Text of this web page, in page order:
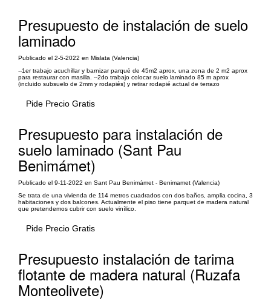
Presupuesto de instalación de suelo
laminado
Publicado el 2-5-2022 en Mislata (Valencia)
--1er trabajo acuchillar y barnizar parqué de 45m2 aprox, una zona de 2 m2 aprox
para restaurar con masilla. --2do trabajo colocar suelo laminado 85 m aprox
(incluido subsuelo de 2mm y rodapiés) y retirar rodapié actual de terrazo
Pide Precio Gratis
Presupuesto para instalación de
suelo laminado (Sant Pau
Benimámet)
Publicado el 9-11-2022 en Sant Pau Benimámet - Benimamet (Valencia)
Se trata de una vivienda de 114 metros cuadrados con dos baños, amplia cocina, 3
habitaciones y dos balcones. Actualmente el piso tiene parquet de madera natural
que pretendemos cubrir con suelo vinílico.
Pide Precio Gratis
Presupuesto instalación de tarima
flotante de madera natural (Ruzafa
Monteolivete)